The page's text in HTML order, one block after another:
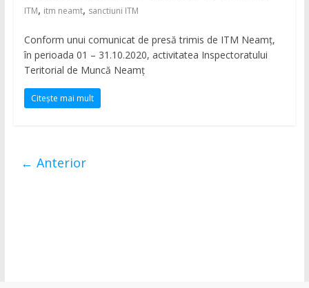
ITM, itm neamt, sanctiuni ITM
Conform unui comunicat de presă trimis de ITM Neamț,
în perioada 01 – 31.10.2020, activitatea Inspectoratului
Teritorial de Muncă Neamţ
Citește mai mult
← Anterior